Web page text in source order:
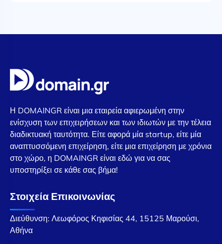
Η DOMAINGR είναι μια εταιρεία αφιερωμένη στην
ενίσχυση των επιχειρήσεων και των ιδιωτών με την τέλεια
διαδικτυακή ταυτότητα. Είτε αφορά μία startup, είτε μία
αναπτυσσόμενη επιχείρηση, είτε μια επιχείρηση με χρόνια
στο χώρο, η DOMAINGR είναι εδώ για να σας
υποστηρίξει σε κάθε σας βήμα!
Στοιχεία Επικοινωνίας
Διεύθυνση: Λεωφόρος Κηφισίας 44, 15125 Μαρούσι,
Αθήνα